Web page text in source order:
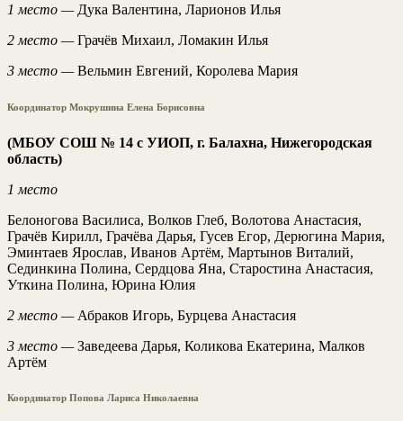
1 место — Дука Валентина, Ларионов Илья
2 место —Грачёв Михаил, Ломакин Илья
3 место —Вельмин Евгений, Королева Мария
Координатор Мокрушина Елена Борисовна
(МБОУ СОШ № 14 с УИОП, г. Балахна, Нижегородская
область)
1 место
Белоногова Василиса, Волков Глеб, Волотова Анастасия,
Грачёв Кирилл, Грачёва Дарья, Гусев Егор, Дерюгина Мария,
Эминтаев Ярослав, Иванов Артём, Мартынов Виталий,
Сединкина Полина, Сердцова Яна, Старостина Анастасия,
Уткина Полина, Юрина Юлия
2 место — Абраков Игорь, Бурцева Анастасия
3 место —Заведеева Дарья, Коликова Екатерина, Малков
Артём
Координатор Попова Лариса Николаевна